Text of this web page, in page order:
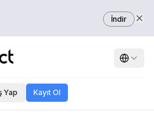
İndir
Yap Kayıt Ol